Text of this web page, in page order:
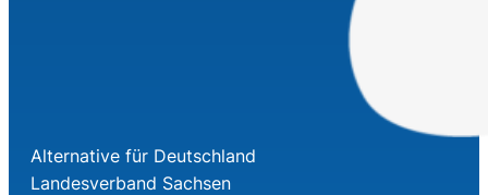
Alternative für Deutschland
Landesverband Sachsen